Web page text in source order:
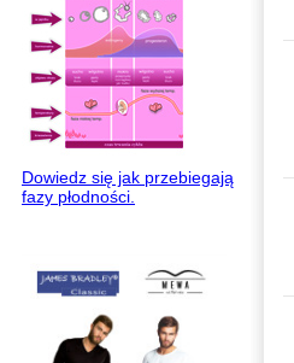
Dowiedz się jak przebiegają
fazy płodności.